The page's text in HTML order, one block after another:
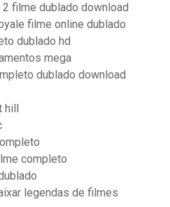
filme dublado download
filme online dublado
dublado hd
mega
dublado download
completo
legendas de filmes